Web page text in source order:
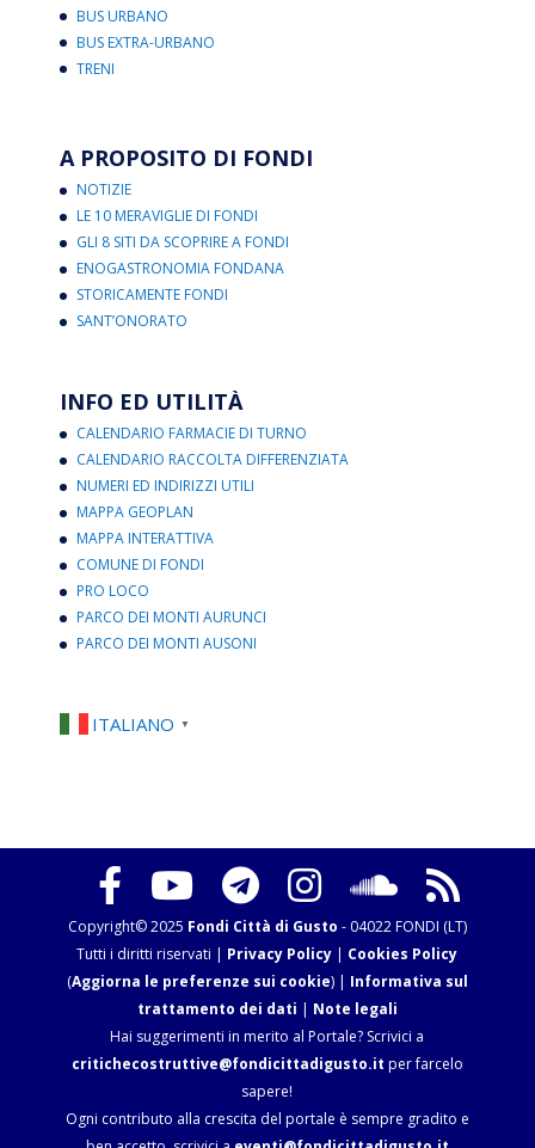
BUS URBANO
BUS EXTRA-URBANO
TRENI
A PROPOSITO DI FONDI
NOTIZIE
LE 10 MERAVIGLIE DI FONDI
GLI 8 SITI DA SCOPRIRE A FONDI
ENOGASTRONOMIA FONDANA
STORICAMENTE FONDI
SANT’ONORATO
INFO ED UTILITÀ
CALENDARIO FARMACIE DI TURNO
CALENDARIO RACCOLTA DIFFERENZIATA
NUMERI ED INDIRIZZI UTILI
MAPPA GEOPLAN
MAPPA INTERATTIVA
COMUNE DI FONDI
PRO LOCO
PARCO DEI MONTI AURUNCI
PARCO DEI MONTI AUSONI
ITALIANO ▼
Copyright© 2025 Fondi Città di Gusto - 04022 FONDI (LT)
Tutti i diritti riservati | Privacy Policy | Cookies Policy
(Aggiorna le preferenze sui cookie) | Informativa sul
trattamento dei dati | Note legali
Hai suggerimenti in merito al Portale? Scrivici a
critichecostruttive@fondicittadigusto.it per farcelo
sapere!
Ogni contributo alla crescita del portale è sempre gradito e